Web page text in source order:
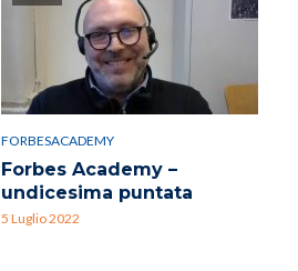
FORBESACADEMY
Forbes Academy –
undicesima puntata
5 Luglio 2022